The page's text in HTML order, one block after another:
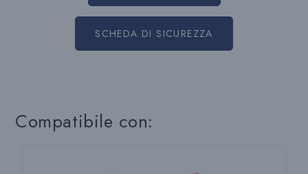
SCHEDA DI SICUREZZA
Compatibile con: